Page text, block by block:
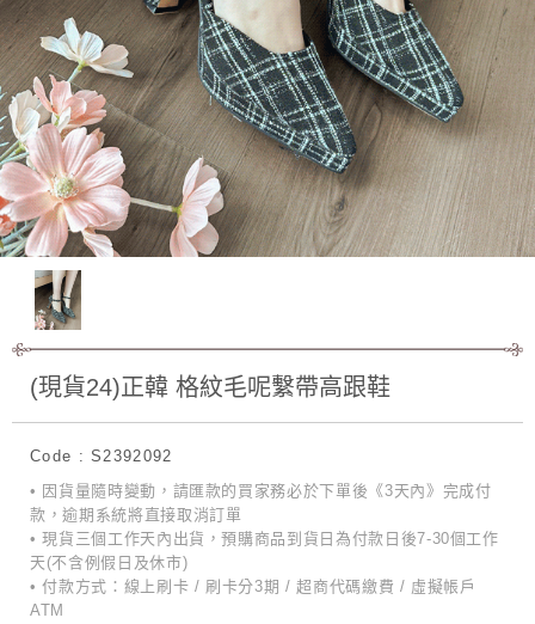
(現貨24)正韓 格紋毛呢繫帶高跟鞋
Code : S2392092
• 因貨量隨時變動，請匯款的買家務必於下單後《3天內》完成付
款，逾期系統將直接取消訂單
• 現貨三個工作天內出貨，預購商品到貨日為付款日後7-30個工作
天(不含例假日及休市)
• 付款方式：線上刷卡 / 刷卡分3期 / 超商代碼繳費 / 虛擬帳戶
ATM